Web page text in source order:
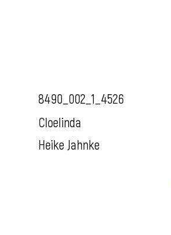
8490_002_1_4526
Cloelinda
Heike Jahnke